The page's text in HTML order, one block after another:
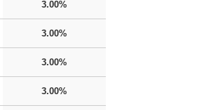
3.00%
3.00%
3.00%
3.00%